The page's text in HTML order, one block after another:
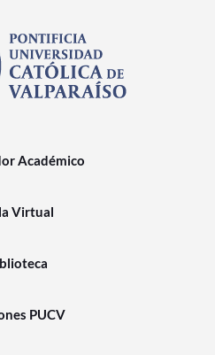
Académico
Virtual
PUCV